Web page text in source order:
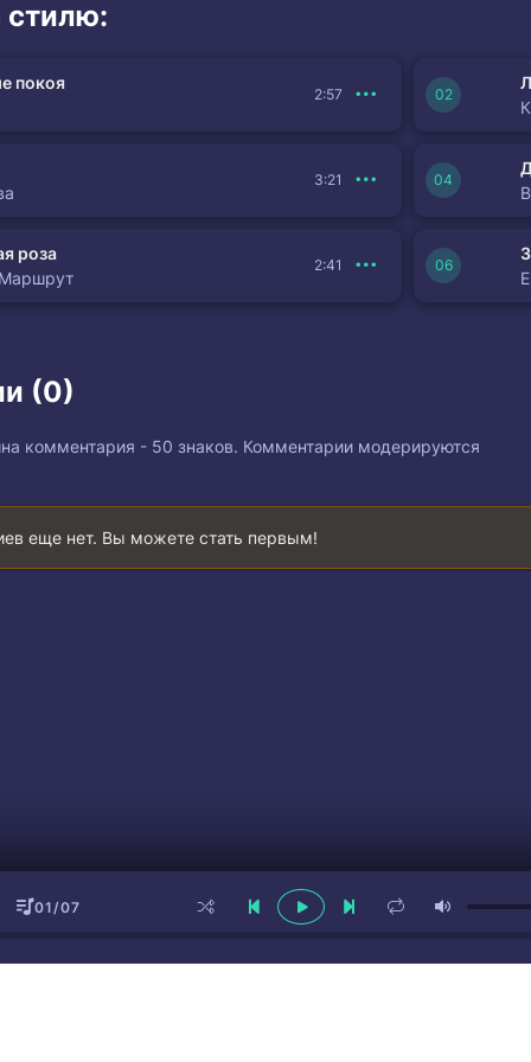
так змучена
раз
стилю:
покоя
2:57
3:21
роза
2:41
(0)
комментария - 50 знаков. Комментарии модерируются
еще нет. Вы можете стать первым!
01/07